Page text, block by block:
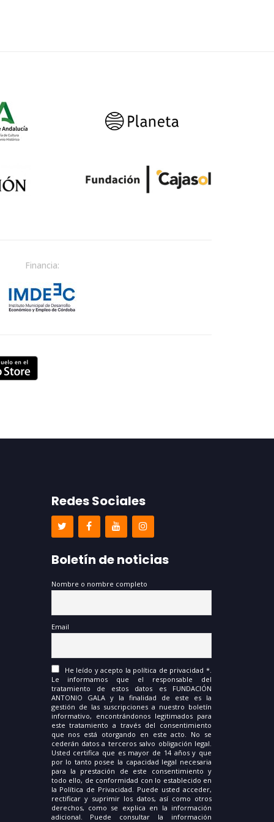
Financia:
Redes Sociales
Boletín de noticias
Nombre o nombre completo
Email
He leído y acepto la política de privacidad *.
Le informamos que el responsable del
tratamiento de estos datos es FUNDACIÓN
ANTONIO GALA y la finalidad de este es la
gestión de las suscripciones a nuestro boletín
informativo, encontrándonos legitimados para
este tratamiento a través del consentimiento
que nos está otorgando en este acto. No se
cederán datos a terceros salvo obligación legal.
Usted certifica que es mayor de 14 años y que
por lo tanto posee la capacidad legal necesaria
para la prestación de este consentimiento y
todo ello, de conformidad con lo establecido en
la Política de Privacidad. Puede usted acceder,
rectificar y suprimir los datos, así como otros
derechos, como se explica en la información
adicional. Puede consultar la información